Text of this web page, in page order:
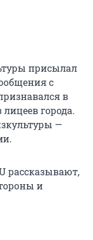
присылал
с
в
города.
—
рассказывают,
и